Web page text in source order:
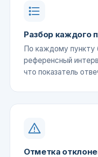
Разбор каждого
По каждому пункту
референсный
что показатель
Отметка